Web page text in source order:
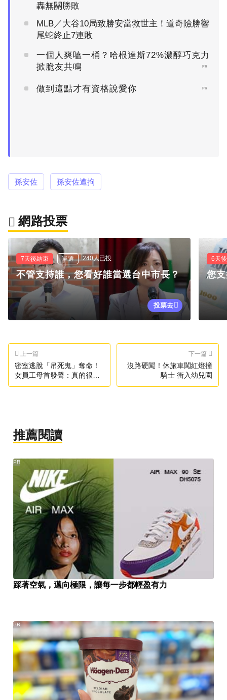
轟無關勝敗
MLB／大谷10局致勝安當救世主！道奇險勝響
尾蛇終止7連敗
一個人爽嗑一桶？哈根達斯72%濃醇巧克力
掀脆友共鳴
PR
做到這點才有資格說愛你 PR
孫安佐 孫安佐遭拘
網路投票
7天後結束 單選 240人已投
不管支持誰，您看好誰當選台中市長？
投票去
6天
您
上一篇
密室逃脫「吊死鬼」奪命！
女員工母首發聲：真的很不
甘心
下一篇
沒路硬闖！休旅車闖紅燈撞
騎士 衝入幼兒園
推薦閱讀
踩著空氣，邁向極限，讓每一步都輕盈有力
PR
PR